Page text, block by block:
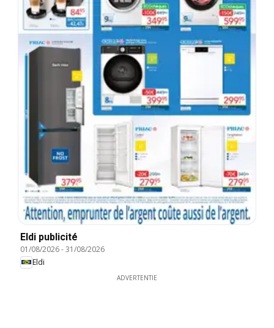
Eldi publicité
01/08/2026-31/08/2026
Eldi
ADVERTENTIE